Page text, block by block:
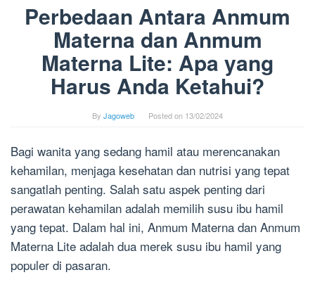
Perbedaan Antara Anmum
Materna dan Anmum
Materna Lite: Apa yang
Harus Anda Ketahui?
By Jagoweb Posted on 13/02/2024
Bagi wanita yang sedang hamil atau merencanakan
kehamilan, menjaga kesehatan dan nutrisi yang tepat
sangatlah penting. Salah satu aspek penting dari
perawatan kehamilan adalah memilih susu ibu hamil
yang tepat. Dalam hal ini, Anmum Materna dan Anmum
Materna Lite adalah dua merek susu ibu hamil yang
populer di pasaran.